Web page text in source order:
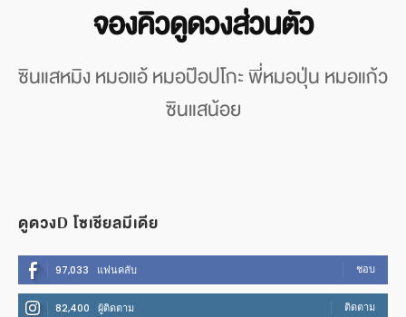
จองคิวดูดวงส่วนตัว
ซินแสหมิง หมอแอ้ หมอป๊อปโกะ พี่หมอปุ่น หมอแก้ว
ซินแสน้อย
ดูดวงD โซเชียลมีเดีย
97,033 แฟนคลับ ชอบ
82,400 ผู้ติดตาม ติดตาม